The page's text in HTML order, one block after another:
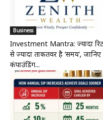
Business
Investment Mantra: ज्यादा
से ज्यादा ताकतवर है ‘समय’, जानिए
कंपाउंडिंग...